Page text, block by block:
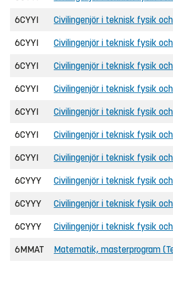
6CYYI Civilingenjör i teknisk fysik
6CYYI Civilingenjör i teknisk fysik
6CYYI Civilingenjör i teknisk fysik
6CYYI Civilingenjör i teknisk fysik
6CYYI Civilingenjör i teknisk fysik
6CYYI Civilingenjör i teknisk fysik
6CYYI Civilingenjör i teknisk fysik
6CYYY Civilingenjör i teknisk fysik
6CYYY Civilingenjör i teknisk fysik
6CYYY Civilingenjör i teknisk fysik
6MMAT Matematik, masterprogram